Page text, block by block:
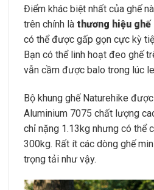
Điểm khác biệt nhất của ghế
trên chính là thương hiệu
có thể được gấp gọn cực kỳ
Bạn có thể linh hoạt đeo ghế
vẫn cầm được balo trong lúc
Bộ khung ghế Naturehike
Aluminium 7075 chất lượng
chỉ nặng 1.13kg nhưng có thể
300kg. Rất ít các dòng ghế
trọng tải như vậy.